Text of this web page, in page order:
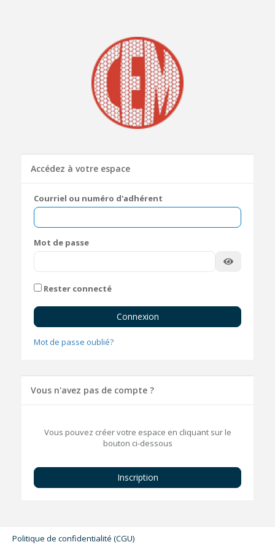
Accédez à votre espace
Courriel ou numéro d'adhérent
Mot de passe
Rester connecté
Mot de passe oublié?
Vous n'avez pas de compte ?
Vous pouvez créer votre espace en cliquant sur le
bouton ci-dessous
Inscription
Politique de confidentialité (CGU)